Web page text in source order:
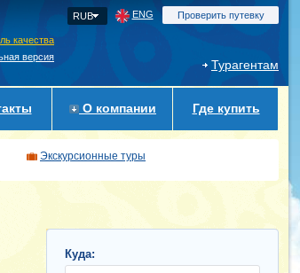
качества
версия
RUB ENG Проверить путевку
Турагентам
О компании Где купить
Экскурсионные туры
Куда: